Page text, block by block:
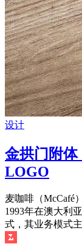
设计
金拱门附
LOGO
麦咖啡（McCafé
1993年在澳大利
式，其业务模式